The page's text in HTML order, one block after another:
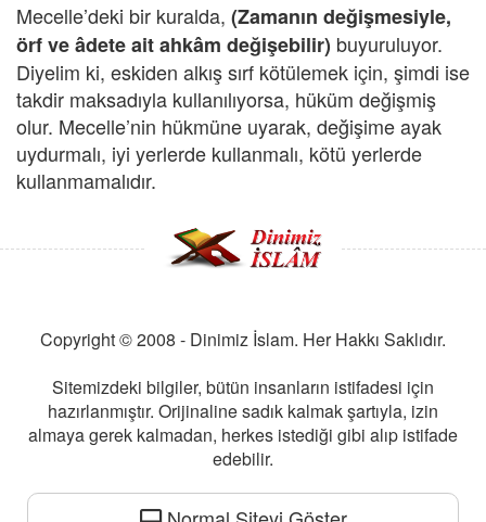
Mecelle’deki bir kuralda, (Zamanın değişmesiyle,
örf ve âdete ait ahkâm değişebilir) buyuruluyor.
Diyelim ki, eskiden alkış sırf kötülemek için, şimdi ise
takdir maksadıyla kullanılıyorsa, hüküm değişmiş
olur. Mecelle’nin hükmüne uyarak, değişime ayak
uydurmalı, iyi yerlerde kullanmalı, kötü yerlerde
kullanmamalıdır.
Copyright © 2008 - Dinimiz İslam. Her Hakkı Saklıdır.
Sitemizdeki bilgiler, bütün insanların istifadesi için
hazırlanmıştır. Orijinaline sadık kalmak şartıyla, izin
almaya gerek kalmadan, herkes istediği gibi alıp istifade
edebilir.